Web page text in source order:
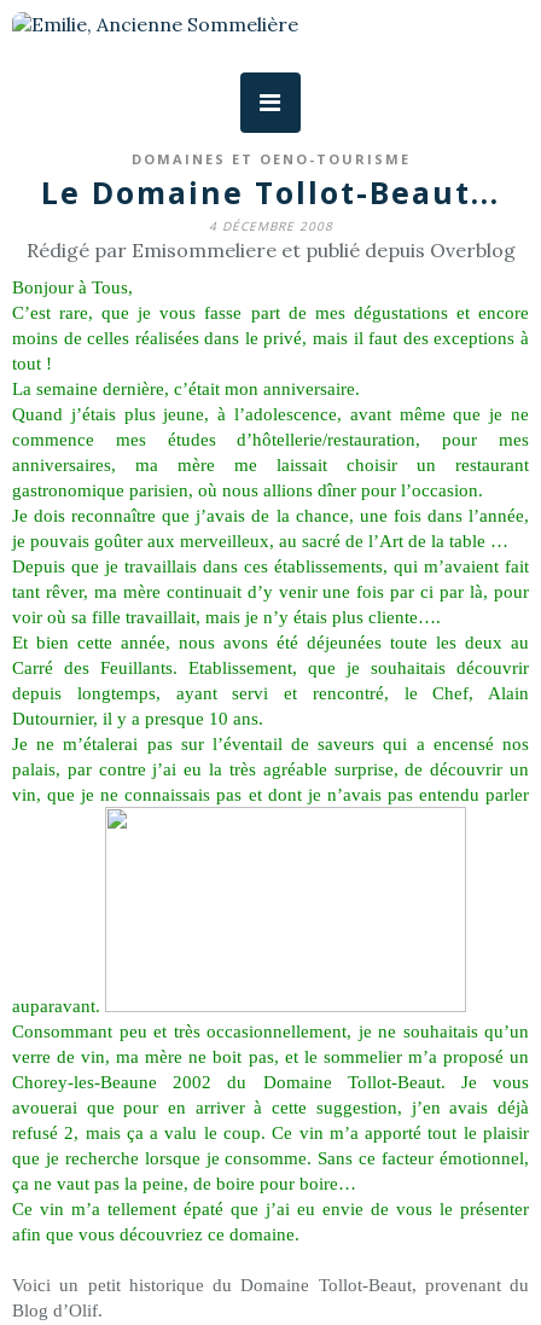
DOMAINES ET OENO-TOURISME
Le Domaine Tollot-Beaut...
4 DÉCEMBRE 2008
Rédigé par Emisommeliere et publié depuis Overblog
Bonjour à Tous,
C’est rare, que je vous fasse part de mes dégustations et encore
moins de celles réalisées dans le privé, mais il faut des exceptions à
tout !
La semaine dernière, c’était mon anniversaire.
Quand j’étais plus jeune, à l’adolescence, avant même que je ne
commence mes études d’hôtellerie/restauration, pour mes
anniversaires, ma mère me laissait choisir un restaurant
gastronomique parisien, où nous allions dîner pour l’occasion.
Je dois reconnaître que j’avais de la chance, une fois dans l’année,
je pouvais goûter aux merveilleux, au sacré de l’Art de la table …
Depuis que je travaillais dans ces établissements, qui m’avaient fait
tant rêver, ma mère continuait d’y venir une fois par ci par là, pour
voir où sa fille travaillait, mais je n’y étais plus cliente….
Et bien cette année, nous avons été déjeunées toute les deux au
Carré des Feuillants. Etablissement, que je souhaitais découvrir
depuis longtemps, ayant servi et rencontré, le Chef, Alain
Dutournier, il y a presque 10 ans.
Je ne m’étalerai pas sur l’éventail de saveurs qui a encensé nos
palais, par contre j’ai eu la très agréable surprise, de découvrir un
vin, que je ne connaissais pas et dont je n’avais pas entendu parler
auparavant.
Consommant peu et très occasionnellement, je ne souhaitais qu’un
verre de vin, ma mère ne boit pas, et le sommelier m’a proposé un
Chorey-les-Beaune 2002 du Domaine Tollot-Beaut. Je vous
avouerai que pour en arriver à cette suggestion, j’en avais déjà
refusé 2, mais ça a valu le coup. Ce vin m’a apporté tout le plaisir
que je recherche lorsque je consomme. Sans ce facteur émotionnel,
ça ne vaut pas la peine, de boire pour boire…
Ce vin m’a tellement épaté que j’ai eu envie de vous le présenter
afin que vous découvriez ce domaine.
Voici un petit historique du Domaine Tollot-Beaut, provenant du
Blog d’Olif.